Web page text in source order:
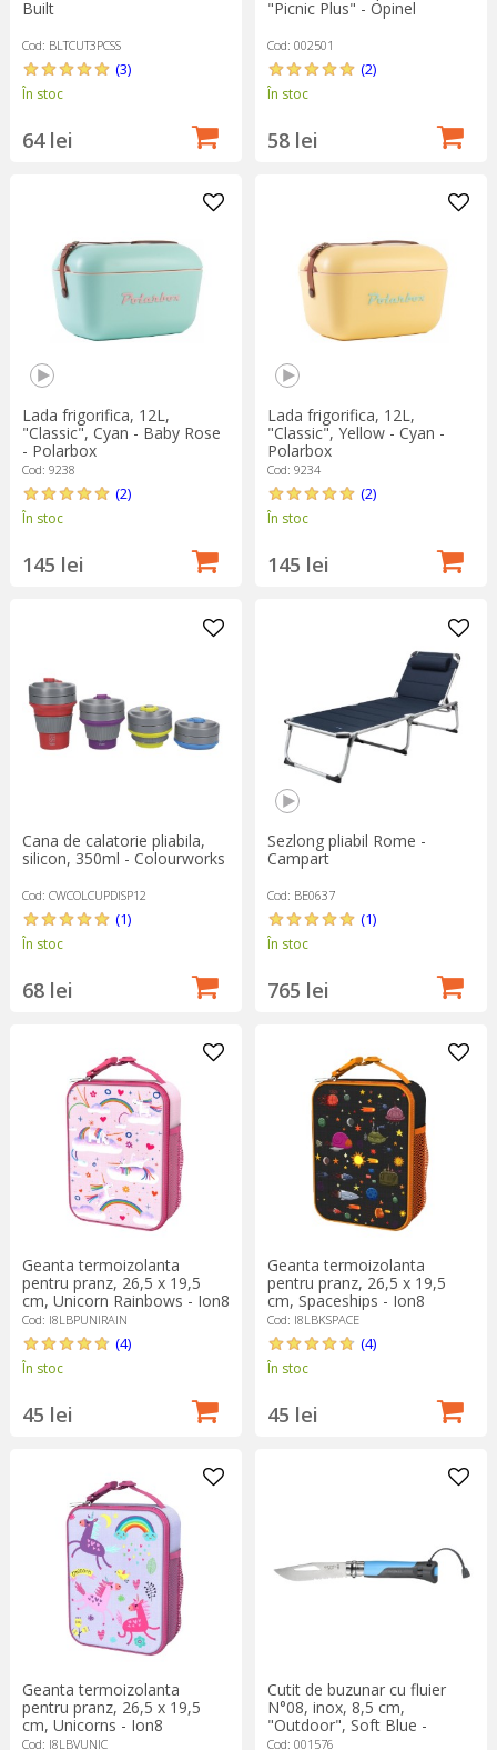
Built
Cod: BLTCUT3PCSS
(3)
În stoc
64 lei
"Picnic Plus" - Opinel
Cod: 002501
(2)
În stoc
58 lei
Lada frigorifica, 12L,
"Classic", Cyan - Baby Rose
- Polarbox
Cod: 9238
(2)
În stoc
145 lei
Lada frigorifica, 12L,
"Classic", Yellow - Cyan -
Polarbox
Cod: 9234
(2)
În stoc
145 lei
Cana de calatorie pliabila,
silicon, 350ml - Colourworks
Cod: CWCOLCUPDISP12
(1)
În stoc
68 lei
Sezlong pliabil Rome -
Campart
Cod: BE0637
(1)
În stoc
765 lei
Geanta termoizolanta
pentru pranz, 26,5 x 19,5
cm, Unicorn Rainbows - Ion8
Cod: I8LBPUNIRAIN
(4)
În stoc
45 lei
Geanta termoizolanta
pentru pranz, 26,5 x 19,5
cm, Spaceships - Ion8
Cod: I8LBKSPACE
(4)
În stoc
45 lei
Geanta termoizolanta
pentru pranz, 26,5 x 19,5
cm, Unicorns - Ion8
Cod: I8LBVUNIC
Cutit de buzunar cu fluier
N°08, inox, 8,5 cm,
"Outdoor", Soft Blue -
Opinel
Cod: 001576